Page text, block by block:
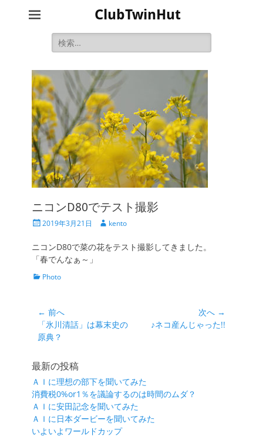
ClubTwinHut
検
索:
ニコンD80でテスト撮影
投
日
2019年3月21日
投
者
kento
ニコンD80で菜の花をテスト撮影してきました。
「春でんなぁ～」
カ Photo
投
稿
ナ
ビ
ゲ
ー
シ
ョ
ン
← 前へ
前
の
稿:
「氷川清話」は幕末史の
原典？
次へ →
♪ネコ産んじゃった!!
最新の投稿
ＡＩに理想の部下を聞いてみた
消費税0%or1％を議論するのは時間のムダ？
ＡＩに安田記念を聞いてみた
ＡＩに日本ダービーを聞いてみた
いよいよワールドカップ